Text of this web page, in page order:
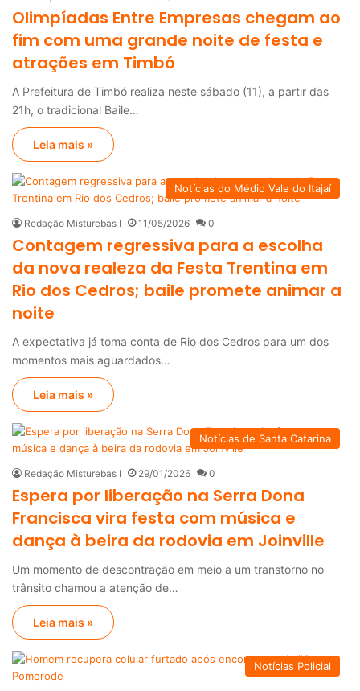
Olimpíadas Entre Empresas chegam ao
fim com uma grande noite de festa e
atrações em Timbó
A Prefeitura de Timbó realiza neste sábado (11), a partir das
21h, o tradicional Baile…
Leia mais »
Notícias do Médio Vale do Itajaí
Redação Misturebas I 11/05/2026 0
Contagem regressiva para a escolha
da nova realeza da Festa Trentina em
Rio dos Cedros; baile promete animar a
noite
A expectativa já toma conta de Rio dos Cedros para um dos
momentos mais aguardados…
Leia mais »
Notícias de Santa Catarina
Redação Misturebas I 29/01/2026 0
Espera por liberação na Serra Dona
Francisca vira festa com música e
dança à beira da rodovia em Joinville
Um momento de descontração em meio a um transtorno no
trânsito chamou a atenção de…
Leia mais »
Notícias Policial